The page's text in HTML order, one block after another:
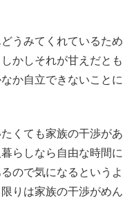
うみてくれているため
かしそれが甘えだとも
か自立できないことに
くても家族の干渉があ
らしなら自由な時間に
ので気になるというよ
りは家族の干渉がめん